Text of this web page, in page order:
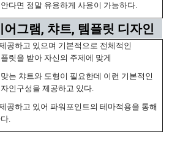
다면 정말 유용하게 사용이 가능하다.
그램, 챠트, 템플릿 디자인
공하고 있으며 기본적으로 전체적인
릿을 받아 자신의 주제에 맞게
는 챠트와 도형이 필요한데 이런 기본적인
인구성을 제공하고 있다.
공하고 있어 파워포인트의 테마적용을 통해
.